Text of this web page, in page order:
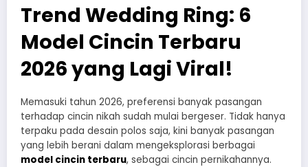
Trend Wedding Ring: 6
Model Cincin Terbaru
2026 yang Lagi Viral!
Memasuki tahun 2026, preferensi banyak pasangan
terhadap cincin nikah sudah mulai bergeser. Tidak hanya
terpaku pada desain polos saja, kini banyak pasangan
yang lebih berani dalam mengeksplorasi berbagai
model cincin terbaru, sebagai cincin pernikahannya.